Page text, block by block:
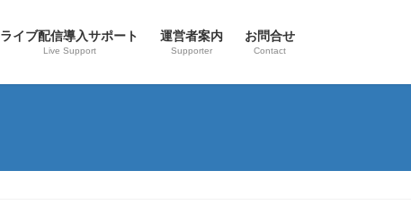
ライブ配信導入サポート
Live Support
運営者案内
Supporter
お問合せ
Contact